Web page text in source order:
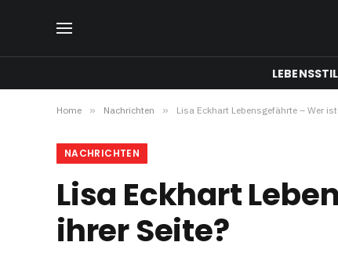
LEBENSSTIL
Home » Nachrichten » Lisa Eckhart Lebensgefährte – Wer
NACHRICHTEN
Lisa Eckhart
ihrer Seite?